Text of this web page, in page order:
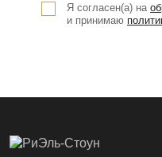
Я согласен(а) на
и принимаю